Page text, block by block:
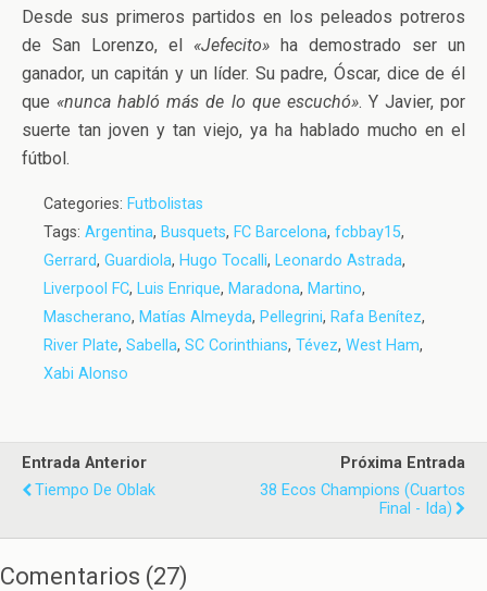
Desde sus primeros partidos en los peleados potreros
de San Lorenzo, el «Jefecito» ha demostrado ser un
ganador, un capitán y un líder. Su padre, Óscar, dice de él
que «nunca habló más de lo que escuchó». Y Javier, por
suerte tan joven y tan viejo, ya ha hablado mucho en el
fútbol.
Categories: Futbolistas
Tags: Argentina, Busquets, FC Barcelona, fcbbay15,
Gerrard, Guardiola, Hugo Tocalli, Leonardo Astrada,
Liverpool FC, Luis Enrique, Maradona, Martino,
Mascherano, Matías Almeyda, Pellegrini, Rafa Benítez,
River Plate, Sabella, SC Corinthians, Tévez, West Ham,
Xabi Alonso
Entrada Anterior
Tiempo De Oblak
Próxima Entrada
38 Ecos Champions (Cuartos
Final - Ida)
Comentarios (27)